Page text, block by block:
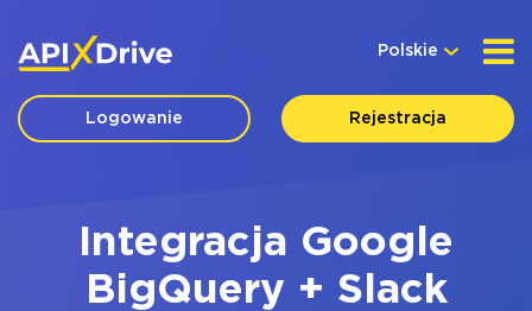
Polskie
Logowanie Rejestracja
Integracja Google
BigQuery + Slack